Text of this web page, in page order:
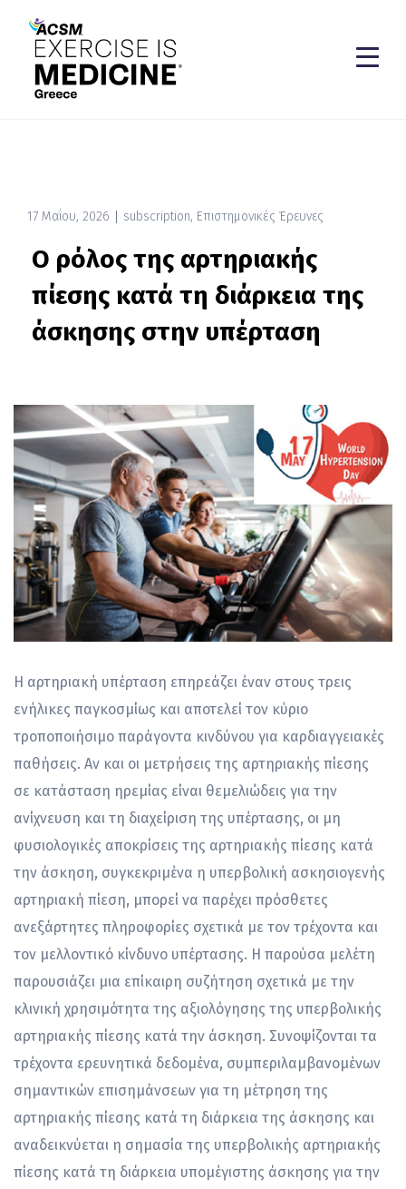
17 Μαΐου, 2026 subscription, Επιστημονικές Έρευνες
O ρόλος της αρτηριακής
πίεσης κατά τη διάρκεια της
άσκησης στην υπέρταση
Η αρτηριακή υπέρταση επηρεάζει έναν στους τρεις
ενήλικες παγκοσμίως και αποτελεί τον κύριο
τροποποιήσιμο παράγοντα κινδύνου για καρδιαγγειακές
παθήσεις. Αν και οι μετρήσεις της αρτηριακής πίεσης
σε κατάσταση ηρεμίας είναι θεμελιώδεις για την
ανίχνευση και τη διαχείριση της υπέρτασης, οι μη
φυσιολογικές αποκρίσεις της αρτηριακής πίεσης κατά
την άσκηση, συγκεκριμένα η υπερβολική ασκησιογενής
αρτηριακή πίεση, μπορεί να παρέχει πρόσθετες
ανεξάρτητες πληροφορίες σχετικά με τον τρέχοντα και
τον μελλοντικό κίνδυνο υπέρτασης. Η παρούσα μελέτη
παρουσιάζει μια επίκαιρη συζήτηση σχετικά με την
κλινική χρησιμότητα της αξιολόγησης της υπερβολικής
αρτηριακής πίεσης κατά την άσκηση. Συνοψίζονται τα
τρέχοντα ερευνητικά δεδομένα, συμπεριλαμβανομένων
σημαντικών επισημάνσεων για τη μέτρηση της
αρτηριακής πίεσης κατά τη διάρκεια της άσκησης και
αναδεικνύεται η σημασία της υπερβολικής αρτηριακής
πίεσης κατά τη διάρκεια υπομέγιστης άσκησης για την